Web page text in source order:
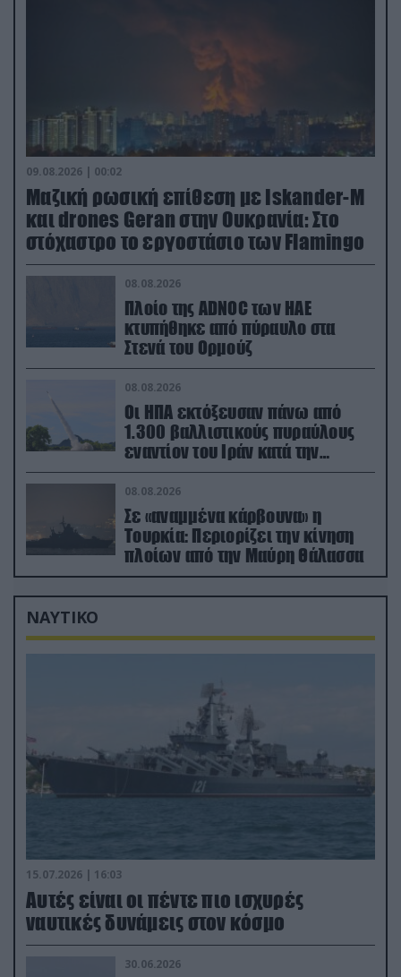
09.08.2026 | 00:02
Μαζική ρωσική επίθεση με Iskander-M
και drones Geran στην Ουκρανία: Στο
στόχαστρο το εργοστάσιο των Flamingo
08.08.2026
Πλοίο της ADNOC των ΗΑΕ
κτυπήθηκε από πύραυλο στα
Στενά του Ορμούζ
08.08.2026
Οι ΗΠΑ εκτόξευσαν πάνω από
1.300 βαλλιστικούς πυραύλους
εναντίον του Ιράν κατά την
διάρκεια του πολέμου
08.08.2026
Σε «αναμμένα κάρβουνα» η
Τουρκία: Περιορίζει την κίνηση
πλοίων από την Μαύρη Θάλασσα
ΝΑΥΤΙΚΟ
15.07.2026 | 16:03
Aυτές είναι οι πέντε πιο ισχυρές
ναυτικές δυνάμεις στον κόσμο
30.06.2026